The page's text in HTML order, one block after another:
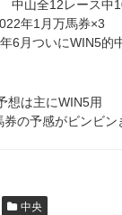
中山全12レース中
年1月万馬券×3
6月ついにWIN5的
想は主にWIN5用
券の予感がビンビン
中央